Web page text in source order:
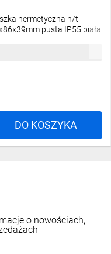
hermetyczna n/t
pusta IP55 biała
DO KOSZYKA
o nowościach,